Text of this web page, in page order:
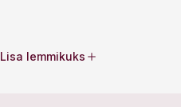
Lisa lemmikuks